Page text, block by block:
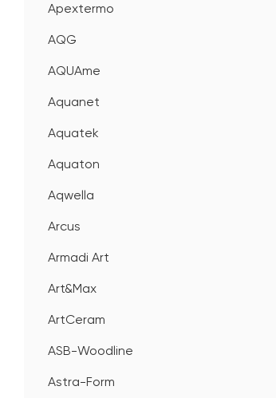
Apextermo
AQG
AQUAme
Aquanet
Aquatek
Aquaton
Aqwella
Arcus
Armadi Art
Art&Max
ArtCeram
ASB-Woodline
Astra-Form